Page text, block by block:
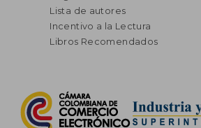
Lista de autores
Incentivo a la Lectura
Libros Recomendados